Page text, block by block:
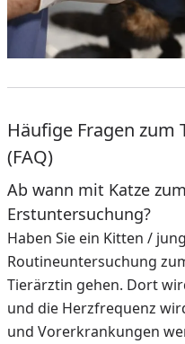
Häufige Fragen zum
(FAQ)
Ab wann mit Katze
Erstuntersuchung?
Haben Sie ein Kitten /
Routineuntersuchung
Tierärztin gehen. Dort
und die Herzfrequenz
und Vorerkrankungen